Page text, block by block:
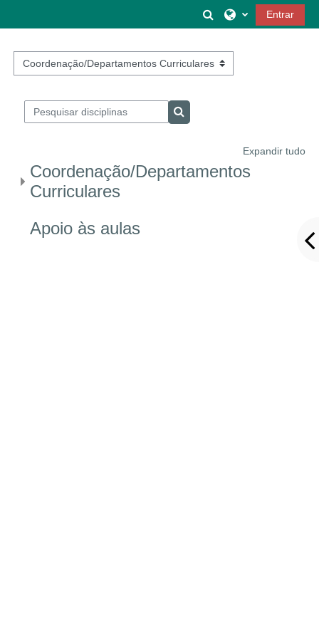
Alternar a entrada
Entrar
Categorias de disciplinas
Pesquisar disciplinas
Pesquisar disciplinas
Expandir tudo
Coordenação/Departamentos
Curriculares
Apoio às aulas